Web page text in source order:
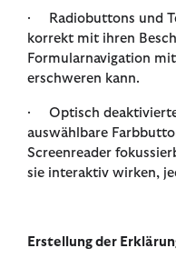
· Radiobuttons und
korrekt mit ihren
Formularnavigation
erschweren kann.
· Optisch
auswählbare
Screenreader
sie interaktiv wirken,
Erstellung der